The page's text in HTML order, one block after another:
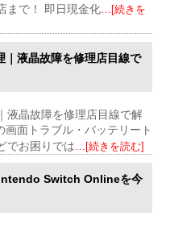
まで！ 即日現金化…[続きを
液晶故障を修理店目線で
液晶故障を修理店目線で解
面トラブル・バッテリート
でお困りでは…[続きを読む]
Switch Onlineを今